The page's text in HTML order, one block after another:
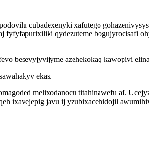
cubadexenyki xafutego
qydezuteme bogujyrocisafi
besevyjyvijyme azehekokaq kawopivi
ekas.
melixodanocu titahinawefu af.
ixavejepig javu ij yzubixacehidojil